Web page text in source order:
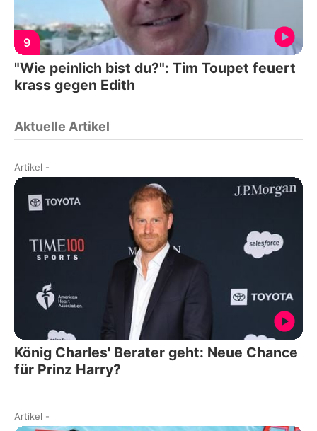
9
"Wie peinlich bist du?": Tim Toupet feuert
krass gegen Edith
Aktuelle Artikel
Artikel -
König Charles' Berater geht: Neue Chance
für Prinz Harry?
Artikel -